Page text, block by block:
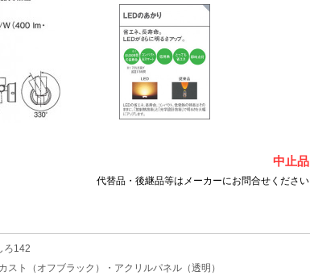
中止品
代替品・後継品等はメーカーにお問合せください
ろ142
スト（オフブラック）・アクリルパネル（透明）